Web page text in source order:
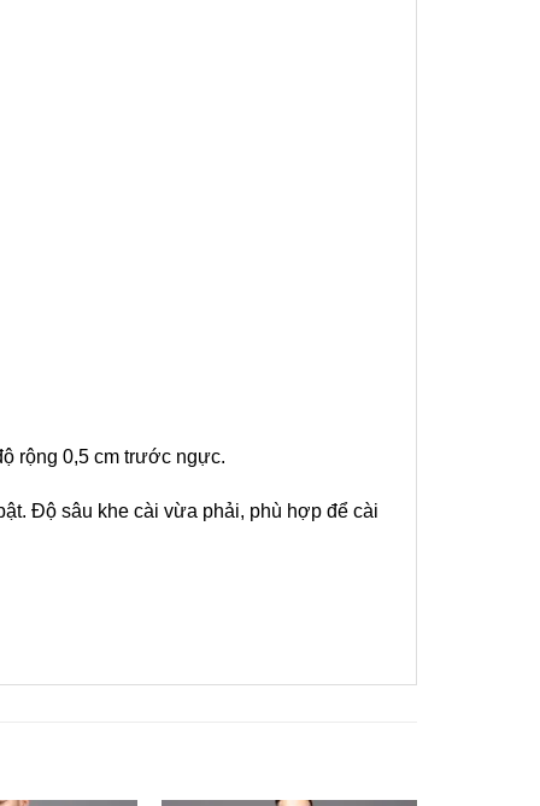
rộng 0,5 cm trước ngực.
Độ sâu khe cài vừa phải, phù hợp để cài